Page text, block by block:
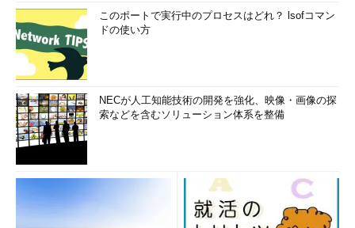
このポートで実行中のプロセスはどれ？ lsofコマン
ドの使い方
NECが人工知能技術の開発を強化、映像・画像の探
索などを含むソリューション体系を整備